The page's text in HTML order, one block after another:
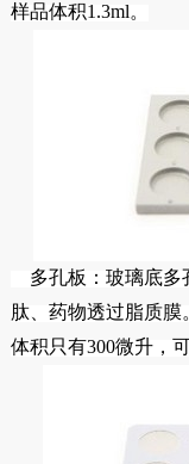
样品体积1.3ml。
多孔板：玻璃底多
肽、药物透过脂质
体积只有300微升，